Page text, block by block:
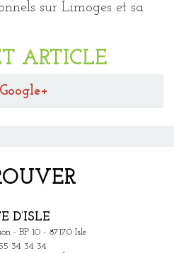
sur Limoges et sa
ARTICLE
Google+
D’ISLE
- BP 10 - 87170 Isle
34 34 34